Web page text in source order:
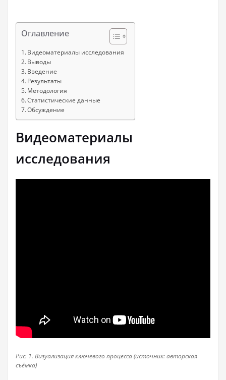
Оглавление
Видеоматериалы исследования
Выводы
Введение
Результаты
Методология
Статистические данные
Обсуждение
Видеоматериалы
исследования
Рис. 1. Визуализация ключевого процесса (источник: авторская
съёмка)